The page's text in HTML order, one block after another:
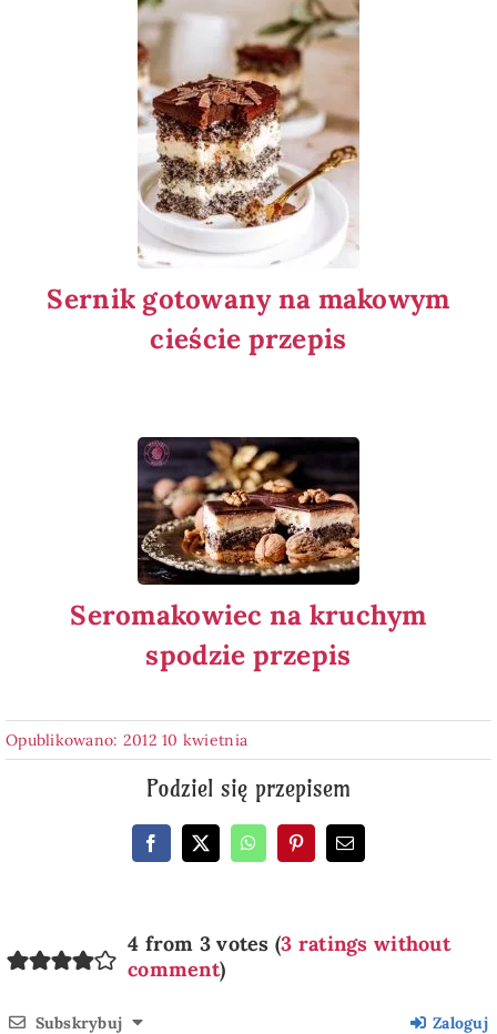
Sernik gotowany na makowym
cieście przepis
Seromakowiec na kruchym
spodzie przepis
Opublikowano: 2012 10 kwietnia
Podziel się przepisem
4 from 3 votes (3 ratings without
comment)
Subskrybuj Zaloguj